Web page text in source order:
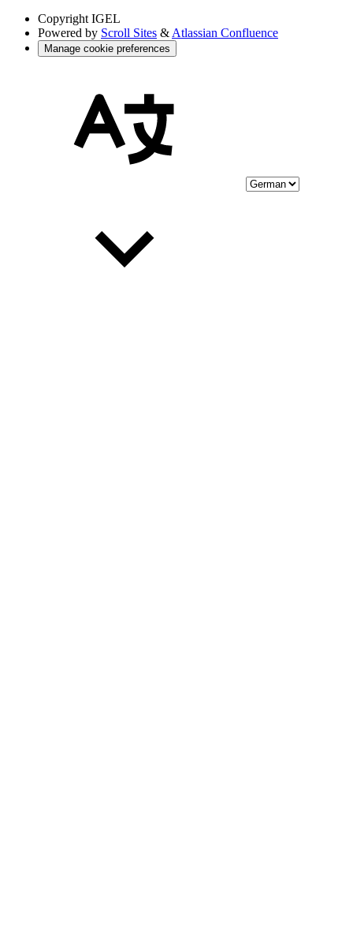
Copyright IGEL
Powered by Scroll Sites & Atlassian Confluence
Manage cookie preferences